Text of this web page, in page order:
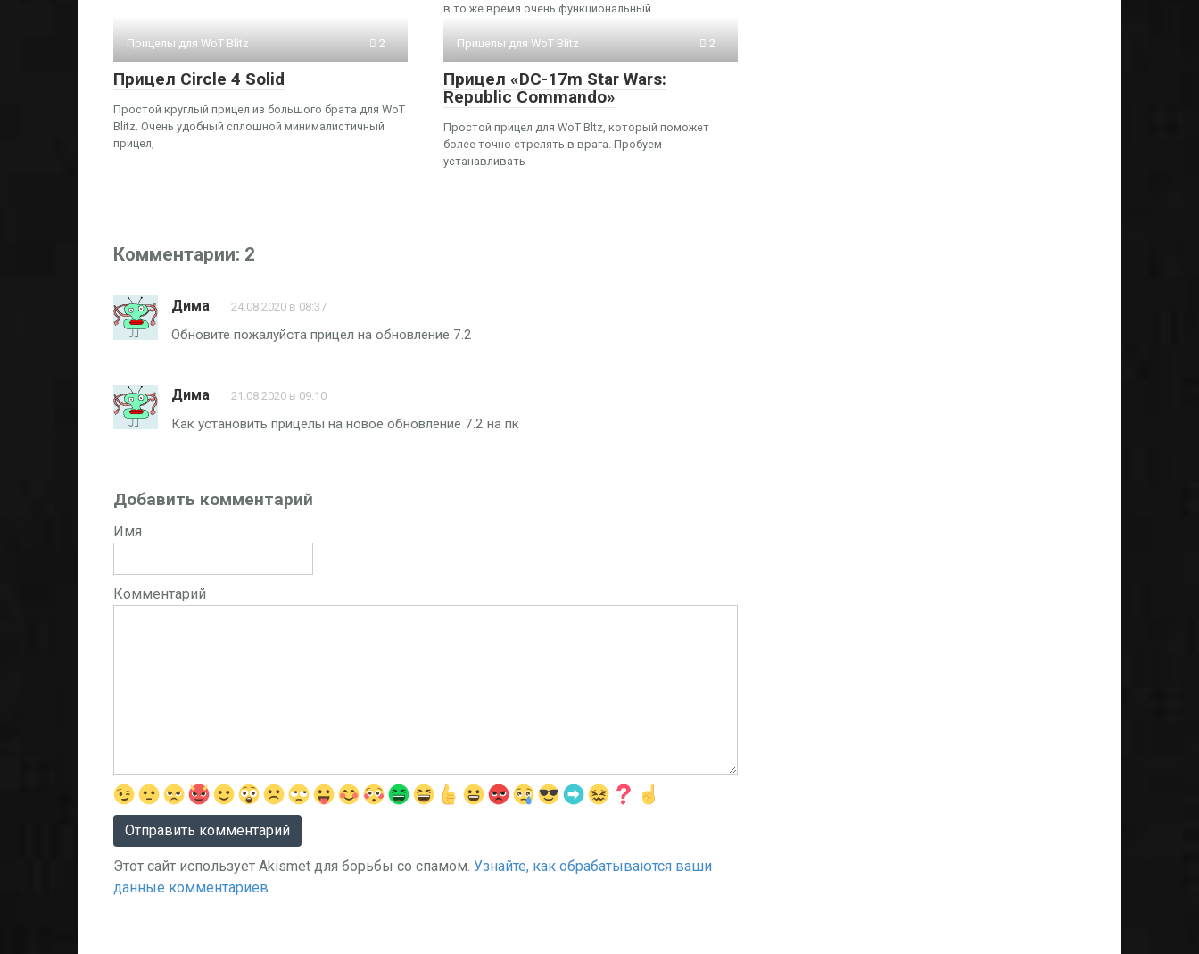
в то же время очень функциональный
Прицелы для WoT Blitz 2
Прицел Circle 4 Solid
Простой круглый прицел из большого брата для WoT
Blitz. Очень удобный сплошной минималистичный
прицел,
Прицелы для WoT Blitz 2
Прицел «DC-17m Star Wars:
Republic Commando»
Простой прицел для WoT Bltz, который поможет
более точно стрелять в врага. Пробуем
устанавливать
Комментарии: 2
Дима 24.08.2020 в 08:37
Обновите пожалуйста прицел на обновление 7.2
Дима 21.08.2020 в 09:10
Как установить прицелы на новое обновление 7.2 на пк
Добавить комментарий
Имя
Комментарий
Этот сайт использует Akismet для борьбы со спамом. Узнайте, как обрабатываются ваши
данные комментариев.